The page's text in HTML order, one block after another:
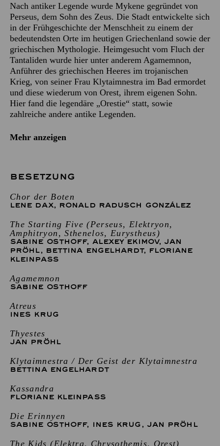
Nach antiker Legende wurde Mykene gegründet von
Perseus, dem Sohn des Zeus. Die Stadt entwickelte sich
in der Frühgeschichte der Menschheit zu einem der
bedeutendsten Orte im heutigen Griechenland sowie der
griechischen Mythologie. Heimgesucht vom Fluch der
Tantaliden wurde hier unter anderem Agamemnon,
Anführer des griechischen Heeres im trojanischen
Krieg, von seiner Frau Klytaimnestra im Bad ermordet
und diese wiederum von Orest, ihrem eigenen Sohn.
Hier fand die legendäre „Orestie“ statt, sowie
zahlreiche andere antike Legenden.
Mehr anzeigen
BESETZUNG
Chor der Boten
LENE DAX, RONALD RADUSCH GONZÁLEZ
The Starting Five (Perseus, Elektryon,
Amphitryon, Sthenelos, Eurystheus)
SABINE OSTHOFF, ALEXEY EKIMOV, JAN
PRÖHL, BETTINA ENGELHARDT, FLORIANE
KLEINPASS
Agamemnon
SABINE OSTHOFF
Atreus
INES KRUG
Thyestes
JAN PRÖHL
Klytaimnestra / Der Geist der Klytaimnestra
BETTINA ENGELHARDT
Kassandra
FLORIANE KLEINPASS
Die Erinnyen
SABINE OSTHOFF, INES KRUG , JAN PRÖHL
The Kids (Elektra, Chrysothemis, Orest)